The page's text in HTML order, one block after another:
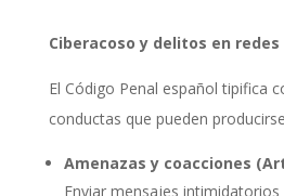
Ciberacoso y delitos en redes
El Código Penal español tipifica
conductas que pueden
Amenazas y coacciones
Enviar mensajes